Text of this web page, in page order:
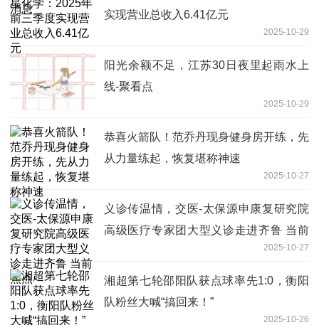
实现营业总收入6.41亿元
2025-10-29
阳光余额不足，江苏30日夜里起雨水上
线-聚看点
2025-10-29
恭喜火箭队！范乔丹现身健身房开练，先
从力量练起，恢复堪称神速
2025-10-27
义诊传温情，交医-太保源申康复研究院
高级医疗专家团大型义诊走进齐鲁 当前
2025-10-27
湘超第七轮邵阳队获点球率先1:0，衡阳
队粉丝大喊“搞回来！”
2025-10-26